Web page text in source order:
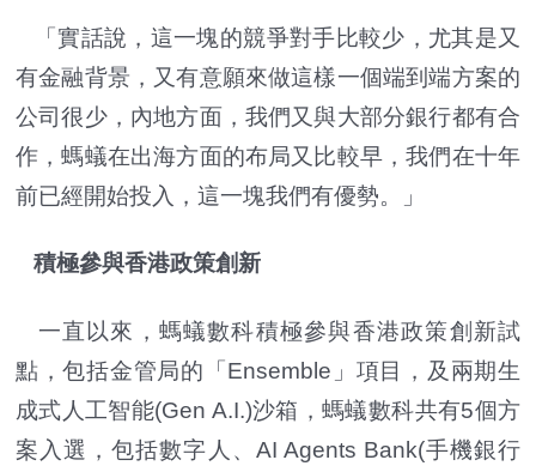
「實話說，這一塊的競爭對手比較少，尤其是又
有金融背景，又有意願來做這樣一個端到端方案的
公司很少，內地方面，我們又與大部分銀行都有合
作，螞蟻在出海方面的布局又比較早，我們在十年
前已經開始投入，這一塊我們有優勢。」
積極參與香港政策創新
一直以來，螞蟻數科積極參與香港政策創新試
點，包括金管局的「Ensemble」項目，及兩期生
成式人工智能(Gen A.I.)沙箱，螞蟻數科共有5個方
案入選，包括數字人、AI Agents Bank(手機銀行